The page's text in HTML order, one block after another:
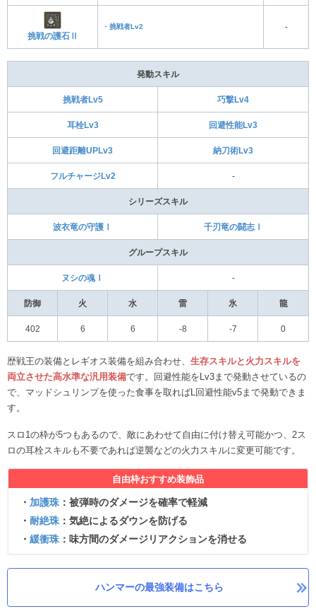
挑戦の護石Ⅱ
・ 挑戦者Lv2 ‐
発動スキル
挑戦者Lv5 巧撃Lv4
耳栓Lv3 回避性能Lv3
回避距離UPLv3 納刀術Lv3
フルチャージLv2 ‐
シリーズスキル
波衣竜の守護Ⅰ 千刃竜の闘志Ⅰ
グループスキル
ヌシの魂Ⅰ ‐
防御 火 水 雷 氷 龍
402 6 6 -8 -7 0
歴戦王の装備とレギオス装備を組み合わせ、 生存スキルと火力スキルを
両立させた高水準な汎用装備です。回避性能をLv3まで発動させているの
で、マッドシュリンプを使った食事を取ればL回避性能v5まで発動できま
す。
スロ1の枠が5つもあるので、敵にあわせて自由に付け替え可能かつ、2ス
ロの耳栓スキルも不要であれば逆襲などの火力スキルに変更可能です。
自由枠おすすめ装飾品
・ 加護珠 ：被弾時のダメージを確率で軽減
・耐絶珠 ：気絶によるダウンを防げる
・緩衝珠 ：味方間のダメージリアクションを消せる
ハンマーの最強装備はこちら